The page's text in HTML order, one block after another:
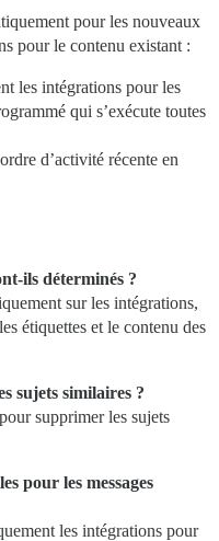
pour les nouveaux
pour le contenu existant :
les intégrations pour les
qui s’exécute toutes
d’activité récente en
ils déterminés ?
sur les intégrations,
étiquettes et le contenu des
sujets similaires ?
supprimer les sujets
pour les messages
les intégrations pour